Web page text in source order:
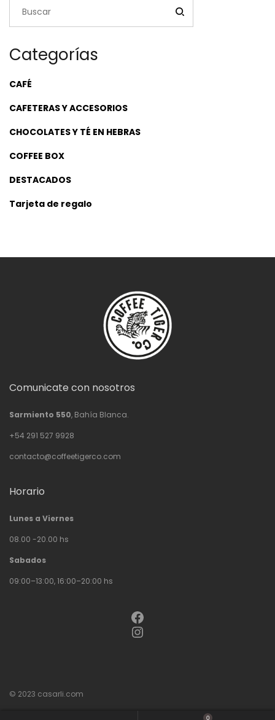
Categorías
CAFÉ
CAFETERAS Y ACCESORIOS
CHOCOLATES Y TÉ EN HEBRAS
COFFEE BOX
DESTACADOS
Tarjeta de regalo
Comunicate con nosotros
Sarmiento 550, Bahía Blanca.
+54 291 527 9928
contacto@coffeetigerco.com
Horario
Lunes a Viernes
08.00 -20.00 hs
Sabados
09:00–13:00, 16:00–20:00 hs
Facebook
Instagram
© 2023 casarli.com
0